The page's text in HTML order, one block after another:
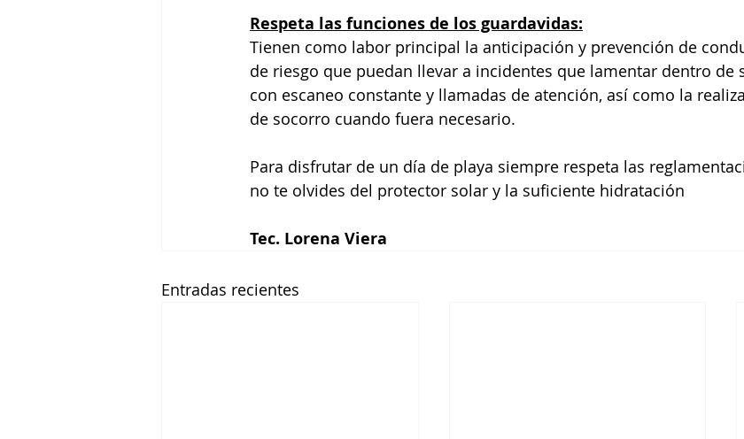
Respeta las funciones de los guardavidas:
Tienen como labor principal la anticipación y prevención de
de riesgo que puedan llevar a incidentes que lamentar dentro de
con escaneo constante y llamadas de atención, así como la
de socorro cuando fuera necesario.
Para disfrutar de un día de playa siempre respeta las
no te olvides del protector solar y la suficiente hidratación
Tec. Lorena Viera
Entradas recientes